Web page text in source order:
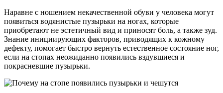
Наравне с ношением некачественной обуви у человека могут
появиться водянистые пузырьки на ногах, которые
приобретают не эстетичный вид и приносят боль, а также зуд.
Знание инициирующих факторов, приводящих к кожному
дефекту, помогает быстро вернуть естественное состояние ног,
если на стопах неожиданно появились вздувшиеся и
покрасневшие пузырьки.